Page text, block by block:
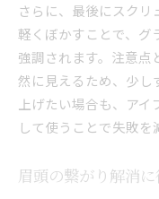
さらに、最後にスクリ
軽くぼかすことで、グ
強調されます。注意点
然に見えるため、少し
上げたい場合も、アイ
して使うことで失敗を
眉頭の繋がり解消